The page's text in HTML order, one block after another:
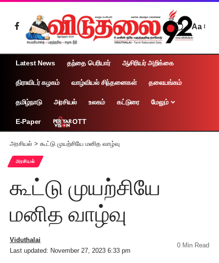
Aa
Latest News தந்தை பெரியார் ஆசிரியர் அறிக்கை
திராவிடர் கழகம் வாழ்வியல் சிந்தனைகள் தலையங்கம்
தமிழ்நாடு அரசியல் உலகம் கட்டுரை மேலும்
E-Paper OTT
அரசியல் > கூட்டு முயற்சியே மனித வாழ்வு
அரசியல்
கூட்டு முயற்சியே
மனித வாழ்வு
Last updated: November 27, 2023 6:33 pm
Viduthalai
0 Min Read